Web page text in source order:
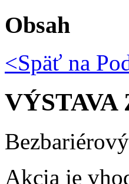
Obsah
<Späť na
Akcia je